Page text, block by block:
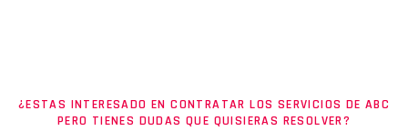
¿ESTAS INTERESADO EN CONTRATAR LOS SERVICIOS DE ABC
PERO TIENES DUDAS QUE QUISIERAS RESOLVER?